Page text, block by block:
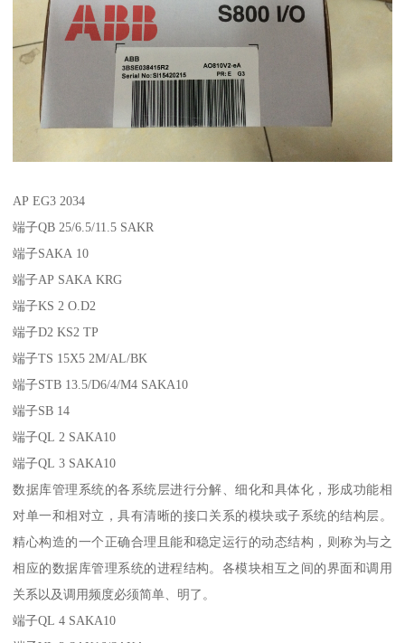
AP EG3 2034
端子QB 25/6.5/11.5 SAKR
端子SAKA 10
端子AP SAKA KRG
端子KS 2 O.D2
端子D2 KS2 TP
端子TS 15X5 2M/AL/BK
端子STB 13.5/D6/4/M4 SAKA10
端子SB 14
端子QL 2 SAKA10
端子QL 3 SAKA10
数据库管理系统的各系统层进行分解、细化和具体化，形成功能相
对单一和相对立，具有清晰的接口关系的模块或子系统的结构层。
精心构造的一个正确合理且能和稳定运行的动态结构，则称为与之
相应的数据库管理系统的进程结构。各模块相互之间的界面和调用
关系以及调用频度必须简单、明了。
端子QL 4 SAKA10